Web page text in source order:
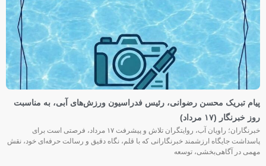
پیام تبریک محسن رضوانی، رئیس فدراسیون ورزش‌های آبی، به مناسبت
روز خبرنگار (۱۷ مرداد)
خبرنگاران؛ راویان آب، روایتگران تلاش و پیشرفت ۱۷ مرداد، فرصتی است برای
پاسداشت جایگاه ارزشمند خبرنگارانی که با قلم، نگاه دقیق و رسالت حرفه‌ای خود، نقش
مهمی در آگاهی‌بخشی، توسعه